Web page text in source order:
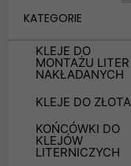
KATEGORIE
KLEJE DO
MONTAŻU LITER
NAKŁADANYCH
KLEJE DO ZŁOTA
KOŃCÓWKI DO
KLEJÓW
LITERNICZYCH